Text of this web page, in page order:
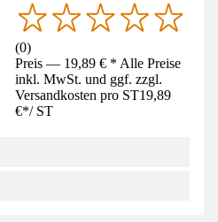
(0)
Preis — 19,89 € * Alle Preise
inkl. MwSt. und ggf. zzgl.
Versandkosten pro ST19,89
€*/ ST